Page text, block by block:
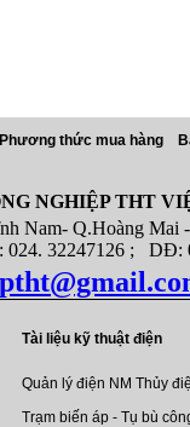
Phương thức mua hàng
NGHIỆP THT
Q.Hoàng Mai -
; DĐ:
Tài liệu kỹ thuật điện
Quản lý điện NM Thủy
Trạm biến áp - Tụ bù